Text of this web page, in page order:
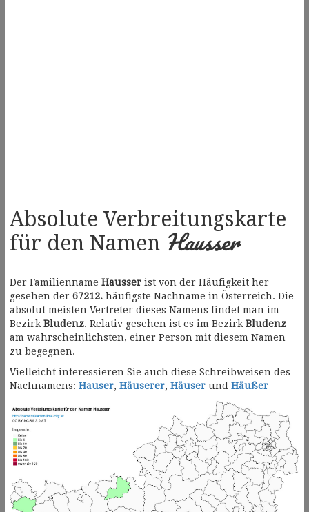
Absolute Verbreitungskarte
für den Namen Hausser
Der Familienname Hausser ist von der Häufigkeit her
gesehen der 67212. häufigste Nachname in Österreich. Die
absolut meisten Vertreter dieses Namens findet man im
Bezirk Bludenz. Relativ gesehen ist es im Bezirk Bludenz
am wahrscheinlichsten, einer Person mit diesem Namen
zu begegnen.
Vielleicht interessieren Sie auch diese Schreibweisen des
Nachnamens: Hauser, Häuserer, Häuser und Häußer